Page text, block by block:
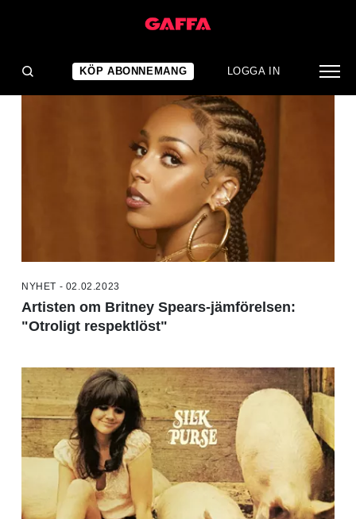
KÖP ABONNEMANG LOGGA IN
NYHET - 02.02.2023
Artisten om Britney Spears-jämförelsen:
"Otroligt respektlöst"